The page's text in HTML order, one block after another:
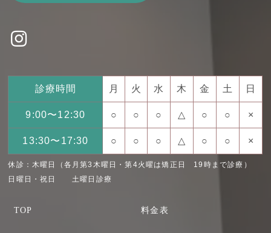
診療時間 月 火 水 木 金 土 日
9:00〜12:30 ○ ○ ○ △ ○ ○ ×
13:30〜17:30 ○ ○ ○ △ ○ ○ ×
休診：木曜日（各月第3木曜日・第4火曜は矯正日 19時まで診療）
日曜日・祝日 土曜日診療
TOP 料金表